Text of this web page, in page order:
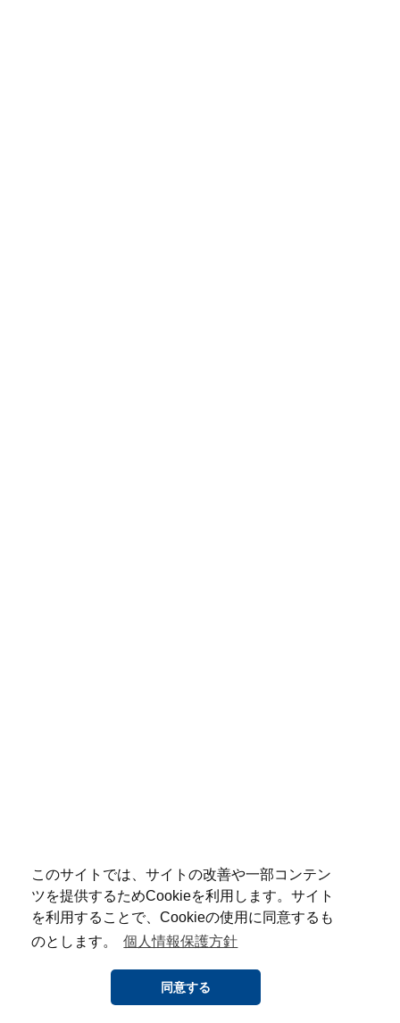
このサイトでは、サイトの改善や一部コンテン
ツを提供するためCookieを利用します。サイト
を利用することで、Cookieの使用に同意するも
のとします。
個人情報保護方針
同意する